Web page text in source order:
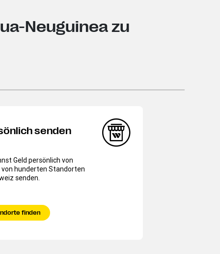
Neuguinea zu
senden
Geld persönlich von
hunderten Standorten
senden.
finden